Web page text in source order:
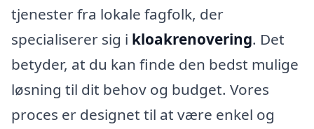
tjenester fra lokale fagfolk, der
specialiserer sig i kloakrenovering. Det
betyder, at du kan finde den bedst mulige
løsning til dit behov og budget. Vores
proces er designet til at være enkel og